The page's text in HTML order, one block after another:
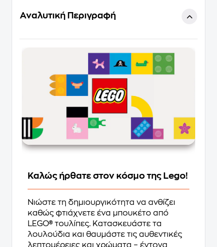
Αναλυτική Περιγραφή
Καλώς ήρθατε στον κόσμο της Lego!
Νιώστε τη δημιουργικότητα να ανθίζει
καθώς φτιάχνετε ένα μπουκέτο από
LEGO® τουλίπες. Κατασκευάστε τα
λουλούδια και θαυμάστε τις αυθεντικές
λεπτομέρειες και χρώματα – έντονα